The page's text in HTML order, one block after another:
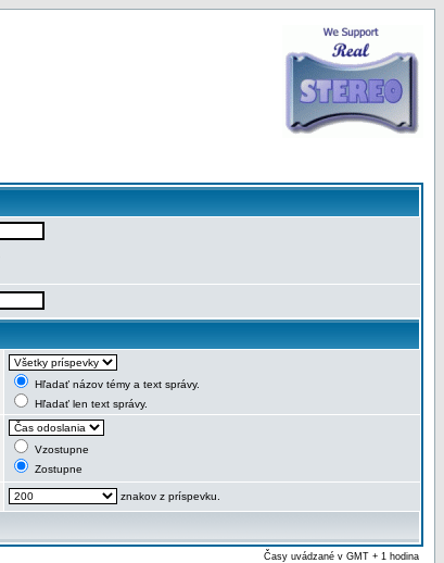
Hľadať názov témy a text správy.
Hľadať len text správy.
Vzostupne
Zostupne
znakov z príspevku.
Časy uvádzané v GMT + 1 hodina